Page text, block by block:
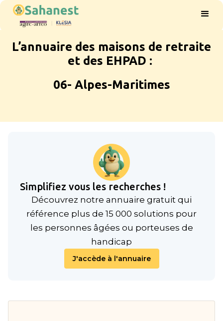
L’annuaire des maisons de retraite
et des EHPAD :
06- Alpes-Maritimes
Simplifiez vous les recherches !
Découvrez notre annuaire gratuit qui
référence plus de 15 000 solutions pour
les personnes âgées ou porteuses de
handicap
J'accède à l'annuaire